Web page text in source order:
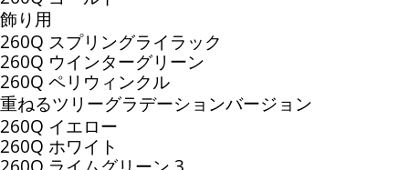
飾り用
260Q スプリングライラック
260Q ウインターグリーン
260Q ペリウィンクル
重ねるツリーグラデーションバージョン
260Q イエロー
260Q ホワイト